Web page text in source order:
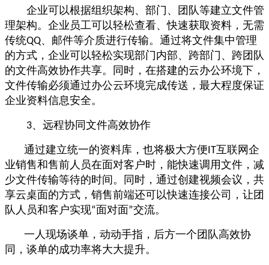
企业可以根据组织架构、部门、团队等建立文件管
理架构。企业员工可以轻松查看、快速获取资料，无需
传统QQ、邮件等介质进行传输。通过将文件集中管理
的方式，企业可以轻松实现部门内部、跨部门、跨团队
的文件高效协作共享。同时，在搭建的云办公环境下，
文件传输必须通过办公云环境完成传送，最大程度保证
企业资料信息安全。
3、远程协同文件高效协作
通过建立统一的资料库，也将极大方便 IT互联网企
业销售和售前人员在面对客户时，能快速调用文件，减
少文件传输等待的时间。同时，通过创建视频会议，共
享云桌面的方式，销售前端还可以快速连接公司，让团
队人员和客户实现“面对面”交流。
一人现场谈单，动动手指，后方一个团队高效协
同，谈单的成功率将大大提升。